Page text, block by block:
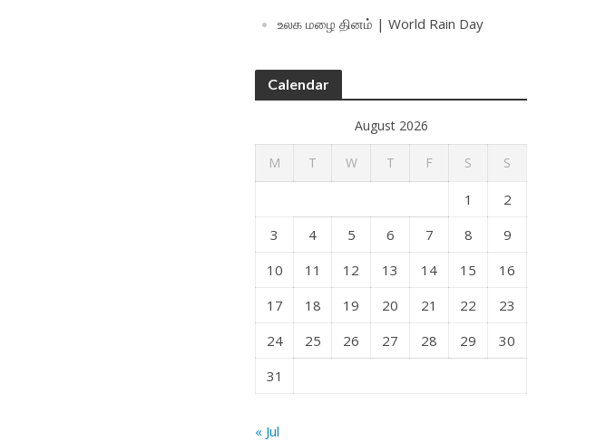
உலக மழை தினம் | World Rain Day
Calendar
August 2026
M T W T F S S
1
2
3
4 5 6 7 8
9
10
11 12 13 14 15
16
17
18 19 20 21 22
23
24
25 26 27 28 29
30
31
« Jul